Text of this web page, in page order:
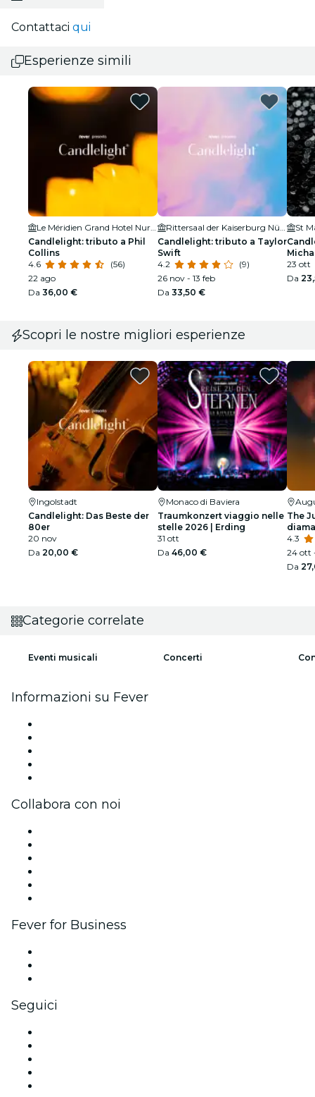
Contattaci qui
Esperienze simili
Le Méridien Grand Hotel Nuremberg
Candlelight: tributo a Phil
Collins
4.6
(56)
22 ago
Da 36,00 €
Rittersaal der Kaiserburg Nürnberg
Candlelight: tributo a Taylor
Swift
4.2
(9)
26 nov - 13 feb
Da 33,50 €
St
23 ott
Da
Scopri le nostre migliori esperienze
Ingolstadt
Candlelight: Das Beste der
80er
20 nov
Da 20,00 €
Monaco di Baviera
Traumkonzert viaggio nelle
stelle 2026 | Erding
31 ott
Da 46,00 €
The
morto
4.3
24 ott
Da
Categorie correlate
Eventi musicali Concerti
Informazioni su Fever
Collabora con noi
Fever for Business
Seguici